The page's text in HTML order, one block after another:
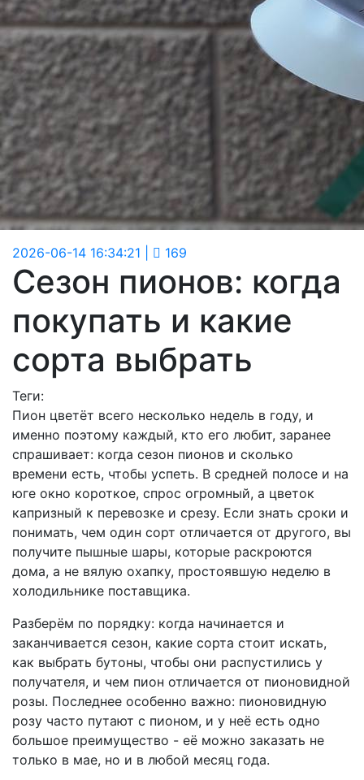
2026-06-14 16:34:21 169
Сезон пионов: когда
покупать и какие
сорта выбрать
Теги:
Пион цветёт всего несколько недель в году, и
именно поэтому каждый, кто его любит, заранее
спрашивает: когда сезон пионов и сколько
времени есть, чтобы успеть. В средней полосе и на
юге окно короткое, спрос огромный, а цветок
капризный к перевозке и срезу. Если знать сроки и
понимать, чем один сорт отличается от другого, вы
получите пышные шары, которые раскроются
дома, а не вялую охапку, простоявшую неделю в
холодильнике поставщика.
Разберём по порядку: когда начинается и
заканчивается сезон, какие сорта стоит искать,
как выбрать бутоны, чтобы они распустились у
получателя, и чем пион отличается от пионовидной
розы. Последнее особенно важно: пионовидную
розу часто путают с пионом, и у неё есть одно
большое преимущество - её можно заказать не
только в мае, но и в любой месяц года.